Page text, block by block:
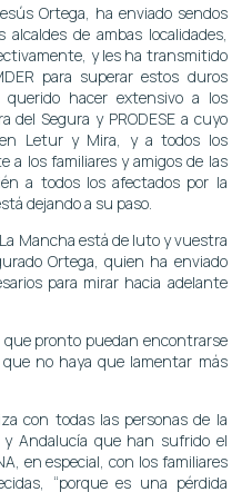
Ortega, ha enviado sendos
de ambas localidades,
y les ha transmitido
para superar estos duros
hacer extensivo a los
del Segura y PRODESE a cuyo
Letur y Mira, y a todos los
a los familiares y amigos de las
a todos los afectados por la
dejando a su paso.
Mancha está de luto y vuestra
Ortega, quien ha enviado
para mirar hacia adelante
pronto puedan encontrarse
no haya que lamentar más
con todas las personas de la
y Andalucía que han sufrido el
en especial, con los familiares
“porque es una pérdida